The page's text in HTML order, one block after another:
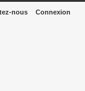
Connexion
nous